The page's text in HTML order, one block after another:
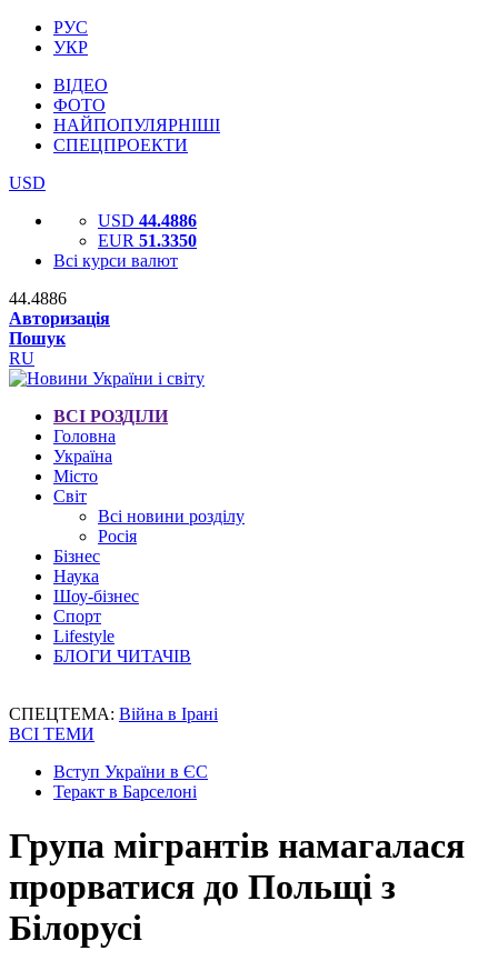
РУС
УКР
ВІДЕО
ФОТО
НАЙПОПУЛЯРНІШІ
СПЕЦПРОЕКТИ
USD
USD 44.4886
EUR 51.3350
Всі курси валют
44.4886
Авторизація
Пошук
RU
ВСІ РОЗДІЛИ
Головна
Україна
Місто
Світ
Всі новини розділу
Росія
Бізнес
Наука
Шоу-бізнес
Спорт
Lifestyle
БЛОГИ ЧИТАЧІВ
СПЕЦТЕМА: Війна в Ірані
ВСІ ТЕМИ
Вступ України в ЄС
Теракт в Барселоні
Група мігрантів намагалася
прорватися до Польщі з
Білорусі